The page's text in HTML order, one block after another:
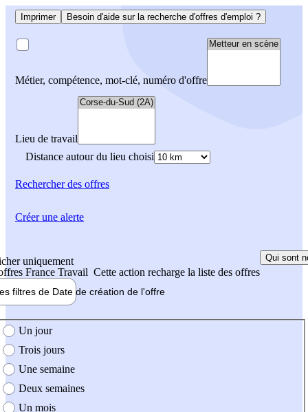
Imprimer Besoin d'aide sur la recherche d'offres d'emploi ?
Métier, compétence, mot-clé, numéro d'offre
Lieu de travail
Distance autour du lieu choisi
Rechercherdes offres
uniquement
France Travail Cette action recharge la liste des offres
Qui sont
filtres de Date de création de l'offre
création de l'offre
Un jour
Trois jours
Une semaine
Deux semaines
Un mois
Créer une alerte